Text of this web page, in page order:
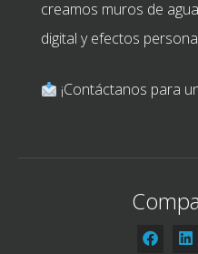
creamos muros de
digital y efectos
¡Contáctanos para